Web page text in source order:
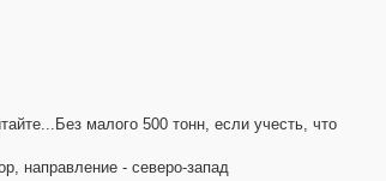
малого 500 тонн, если учесть, что
направление - северо-запад